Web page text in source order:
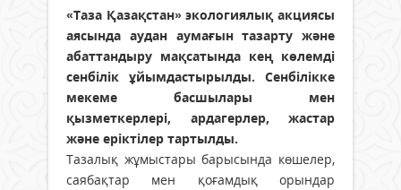
«Таза Қазақстан» экологиялық акциясы
аясында аудан аумағын тазарту және
абаттандыру мақсатында кең көлемді
сенбілік ұйымдастырылды. Сенбілікке
мекеме басшылары мен
қызметкерлері, ардагерлер, жастар
және еріктілер тартылды.
Тазалық жұмыстары барысында көшелер,
саябақтар мен қоғамдық орындар